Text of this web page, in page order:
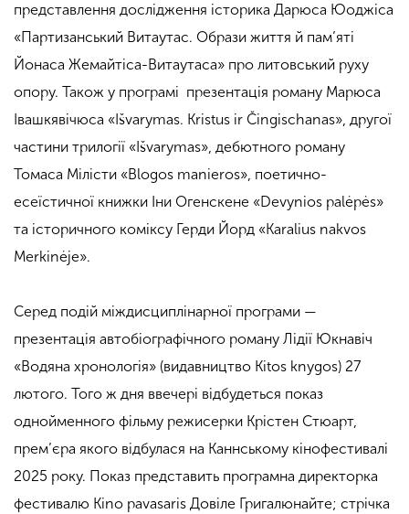
представлення дослідження історика Дарюса Юоджіса
«Партизанський Витаутас. Образи життя й пам’яті
Йонаса Жемайтіса-Витаутаса» про литовський руху
опору. Також у програмі презентація роману Марюса
Івашкявічюса «Išvarymas. Kristus ir Čingischanas», другої
частини трилогії «Išvarymas», дебютного роману
Томаса Мілісти «Blogos manieros», поетично-
есеїстичної книжки Іни Огенскене «Devynios palėpės»
та історичного коміксу Герди Йорд «Karalius nakvos
Merkinėje».
Серед подій міждисциплінарної програми —
презентація автобіографічного роману Лідії Юкнавіч
«Водяна хронологія» (видавництво Kitos knygos) 27
лютого. Того ж дня ввечері відбудеться показ
однойменного фільму режисерки Крістен Стюарт,
прем’єра якого відбулася на Каннському кінофестивалі
2025 року. Показ представить програмна директорка
фестивалю Kino pavasaris Довіле Григалюнайте; стрічка